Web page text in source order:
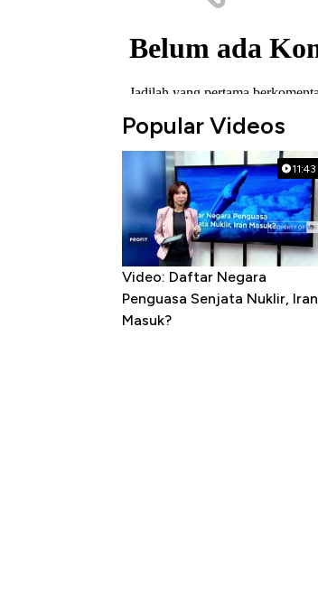
Popular Videos
11:43
Video: Daftar Negara
Penguasa Senjata Nuklir, Iran
Masuk?